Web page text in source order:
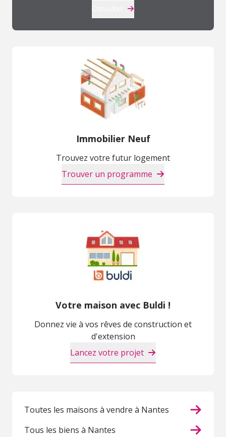
Immobilier Neuf
Trouvez votre futur logement
Trouver un programme
Votre maison avec Buldi !
Donnez vie à vos rêves de construction et
d'extension
Lancez votre projet
Toutes les maisons à vendre à Nantes
Tous les biens à Nantes